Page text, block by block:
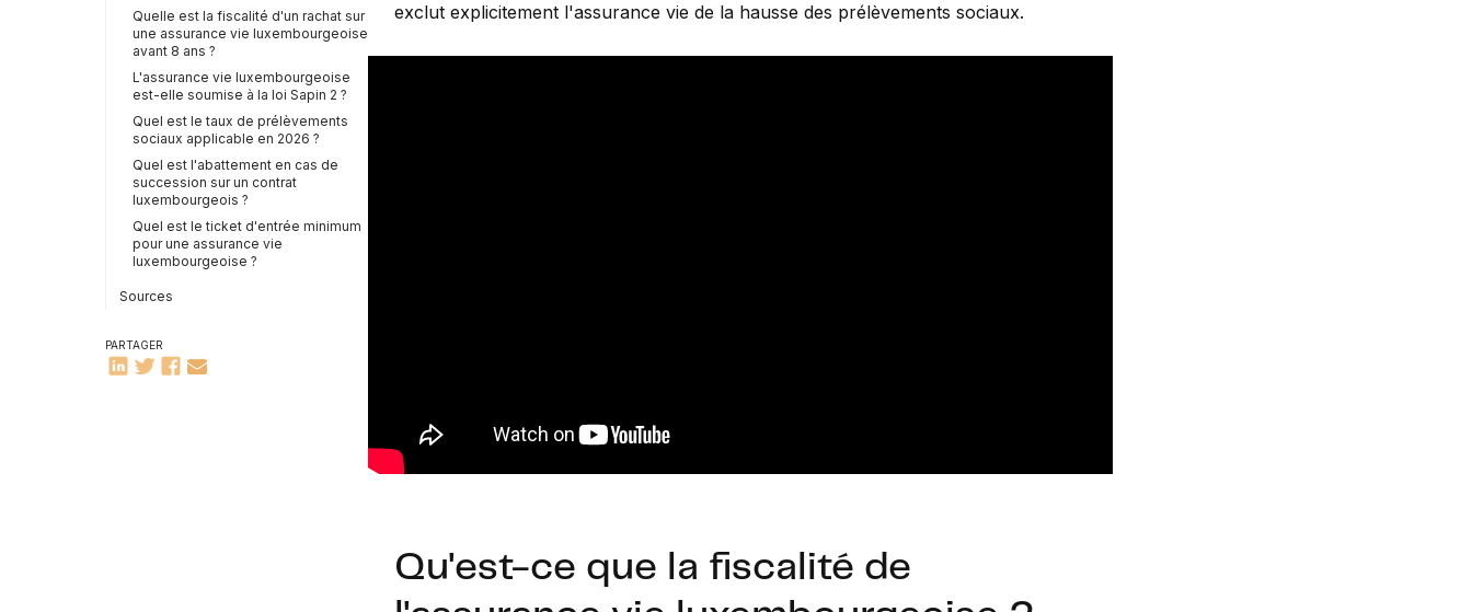
Quelle est la fiscalité d'un rachat sur
une assurance vie luxembourgeoise
avant 8 ans ?
L'assurance vie luxembourgeoise
est-elle soumise à la loi Sapin 2 ?
Quel est le taux de prélèvements
sociaux applicable en 2026 ?
Quel est l'abattement en cas de
succession sur un contrat
luxembourgeois ?
Quel est le ticket d'entrée minimum
pour une assurance vie
luxembourgeoise ?
Sources
PARTAGER
exclut explicitement l'assurance vie de la hausse des prélèvements sociaux.
Qu'est-ce que la fiscalité de